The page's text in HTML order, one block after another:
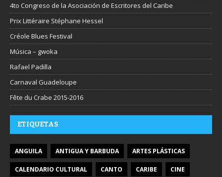
4to Congreso de la Asociación de Escritores del Caribe
Prix Littéraire Stéphane Hessel
Créole Blues Festival
Música – gwoka
Rafael Padilla
Carnaval Guadeloupe
Fête du Crabe 2015-2016
ETIQUETAS
ANGUILA ANTIGUA Y BARBUDA ARTES PLÁSTICAS
CALENDARIO CULTURAL CANTO CARIBE CINE